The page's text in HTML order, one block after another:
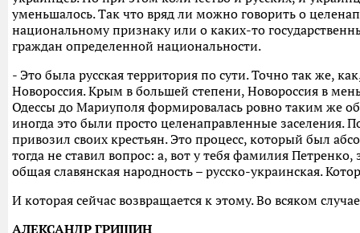
уменьшалось. Так что вряд ли можно говорить о
национальному признаку или о каких-то
граждан определенной национальности.
- Это была русская территория по сути. Точно так же,
Новороссия. Крым в большей степени, Новороссия в
Одессы до Мариуполя формировалась ровно таким же
иногда это были просто целенаправленные
привозил своих крестьян. Это процесс, который был
тогда не ставил вопрос: а, вот у тебя фамилия
общая славянская народность – русско-украинская.
И которая сейчас возвращается к этому. Во всяком
АЛЕКСАНДР ГРИШИН